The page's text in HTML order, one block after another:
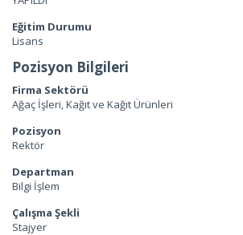
Eğitim Durumu
Lisans
Pozisyon Bilgileri
Firma Sektörü
Ağaç İşleri, Kağıt ve Kağıt Ürünleri
Pozisyon
Rektör
Departman
Bilgi İşlem
Çalışma Şekli
Stajyer